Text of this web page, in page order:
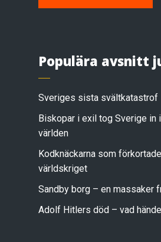
Populära avsnitt
Sveriges sista svältkatastrof
Biskopar i exil tog Sverige in
världen
Kodknäckarna som
världskriget
Sandby borg – en massaker
Adolf Hitlers död – vad